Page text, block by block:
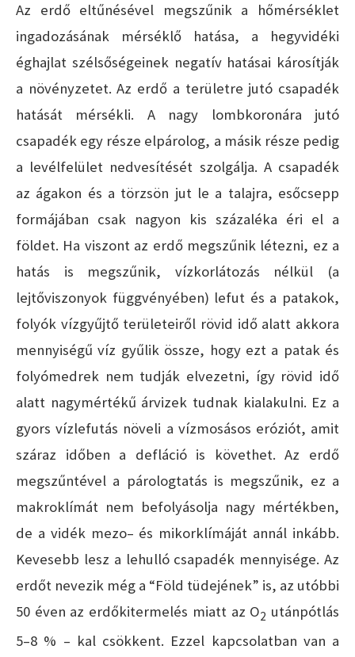
Az erdő eltűnésével megszűnik a hőmérséklet
ingadozásának mérséklő hatása, a hegyvidéki
éghajlat szélsőségeinek negatív hatásai károsítják
a növényzetet. Az erdő a területre jutó csapadék
hatását mérsékli. A nagy lombkoronára jutó
csapadék egy része elpárolog, a másik része pedig
a levélfelület nedvesítését szolgálja. A csapadék
az ágakon és a törzsön jut le a talajra, esőcsepp
formájában csak nagyon kis százaléka éri el a
földet. Ha viszont az erdő megszűnik létezni, ez a
hatás is megszűnik, vízkorlátozás nélkül (a
lejtőviszonyok függvényében) lefut és a patakok,
folyók vízgyűjtő területeiről rövid idő alatt akkora
mennyiségű víz gyűlik össze, hogy ezt a patak és
folyómedrek nem tudják elvezetni, így rövid idő
alatt nagymértékű árvizek tudnak kialakulni. Ez a
gyors vízlefutás növeli a vízmosásos eróziót, amit
száraz időben a defláció is követhet. Az erdő
megszűntével a párologtatás is megszűnik, ez a
makroklímát nem befolyásolja nagy mértékben,
de a vidék mezo– és mikorklímáját annál inkább.
Kevesebb lesz a lehulló csapadék mennyisége. Az
erdőt nevezik még a “Föld tüdejének” is, az utóbbi
50 éven az erdőkitermelés miatt az O2 utánpótlás
5–8 % – kal csökkent. Ezzel kapcsolatban van a